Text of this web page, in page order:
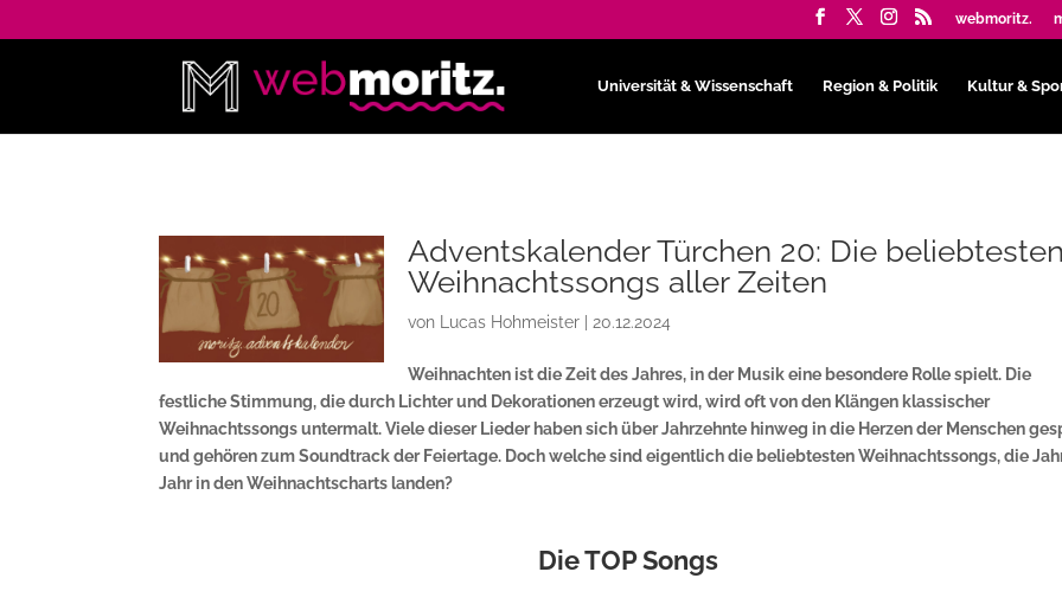
webmoritz.
Universität & Wissenschaft Region & Politik Kultur &
Adventskalender Türchen 20: Die beliebtesten
Weihnachtssongs aller Zeiten
von Lucas Hohmeister 20.12.2024
Weihnachten ist die Zeit des Jahres, in der Musik eine besondere Rolle spielt. Die
festliche Stimmung, die durch Lichter und Dekorationen erzeugt wird, wird oft von den Klängen klassischer
Weihnachtssongs untermalt. Viele dieser Lieder haben sich über Jahrzehnte hinweg in die Herzen der Menschen
und gehören zum Soundtrack der Feiertage. Doch welche sind eigentlich die beliebtesten Weihnachtssongs, die
Jahr in den Weihnachtscharts landen?
Die TOP Songs